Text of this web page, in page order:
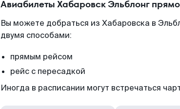
Авиабилеты Хабаровск Эльблонг
Вы можете добраться из Хабаровска в
двумя способами:
прямым рейсом
рейс с пересадкой
Иногда в расписании могут встречаться